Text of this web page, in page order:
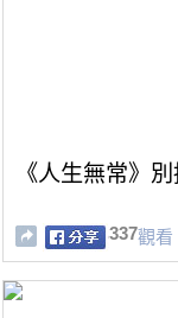
《人生無常》
337觀看